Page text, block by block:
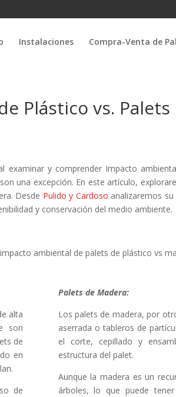
Instalaciones Compra-Venta de
Plástico vs.
y comprender Impacto
una excepción. En este artículo,
Desde Pulido y Cardoso analizaremos
y conservación del medio ambiente.
ambiental de palets de plástico vs
alta
son
de
en
de
Palets de Madera:
Los palets de madera, por
aserrada o tableros de
el corte, cepillado y
estructura del palet.
Aunque la madera es un
árboles, lo que puede